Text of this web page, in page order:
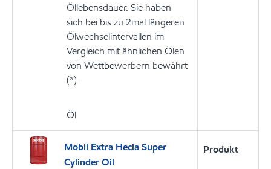
Öllebensdauer. Sie haben
sich bei bis zu 2mal längeren
Ölwechselintervallen im
Vergleich mit ähnlichen Ölen
von Wettbewerbern bewährt
(*).
Öl
Mobil Extra Hecla Super
Cylinder Oil
Produkt